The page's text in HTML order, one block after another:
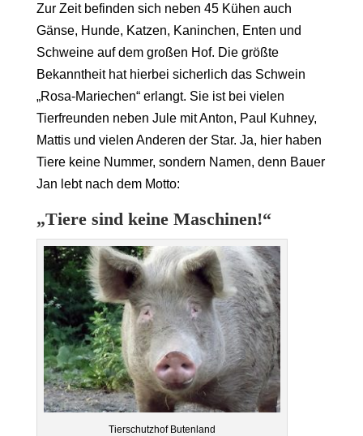
Zur Zeit befinden sich neben 45 Kühen auch
Gänse, Hunde, Katzen, Kaninchen, Enten und
Schweine auf dem großen Hof. Die größte
Bekanntheit hat hierbei sicherlich das Schwein
„Rosa-Mariechen“ erlangt. Sie ist bei vielen
Tierfreunden neben Jule mit Anton, Paul Kuhney,
Mattis und vielen Anderen der Star. Ja, hier haben
Tiere keine Nummer, sondern Namen, denn Bauer
Jan lebt nach dem Motto:
„Tiere sind keine Maschinen!“
Tierschutzhof Butenland